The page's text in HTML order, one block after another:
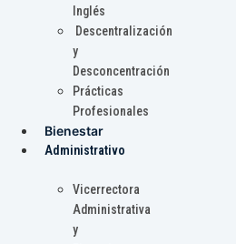
Inglés
Descentralización
y
Desconcentración
Prácticas
Profesionales
Bienestar
Administrativo
Vicerrectora
Administrativa
y